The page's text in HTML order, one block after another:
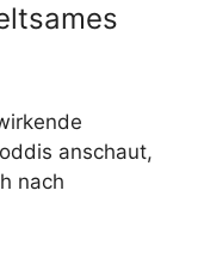
anschaut,
nach